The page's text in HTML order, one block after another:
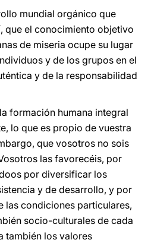
mundial orgánico que
que el conocimiento objetivo
de miseria ocupe su lugar
y de los grupos en el
y de la responsabilidad
formación humana integral
lo que es propio de vuestra
que vosotros no sois
las favorecéis, por
por diversificar los
y de desarrollo, y por
las condiciones particulares,
socio-culturales de cada
también los valores